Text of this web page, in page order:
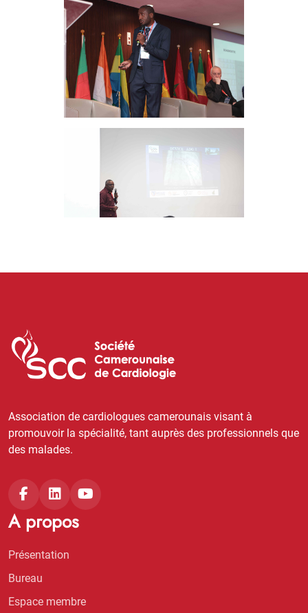
Association de cardiologues camerounais visant à
promouvoir la spécialité, tant auprès des professionnels que
des malades.
A propos
Présentation
Bureau
Espace membre